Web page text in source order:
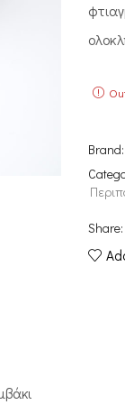
Brand:
Share: